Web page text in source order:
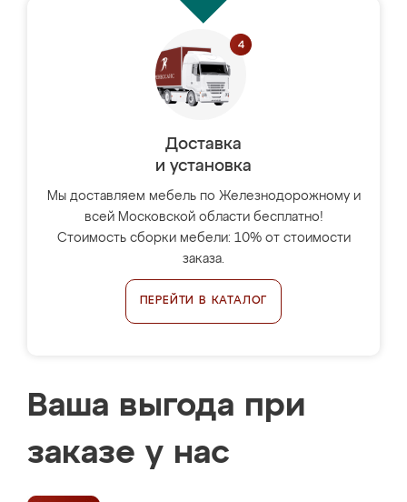
Доставка
и установка
Мы доставляем мебель по Железнодорожному и
всей Московской области бесплатно!
Стоимость сборки мебели: 10% от стоимости
заказа.
ПЕРЕЙТИ В КАТАЛОГ
Ваша выгода при
заказе у нас